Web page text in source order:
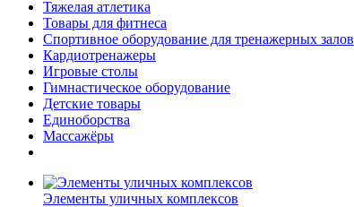
Тяжелая атлетика
Товары для фитнеса
Спортивное оборудование для тренажерных залов
Кардиотренажеры
Игровые столы
Гимнастическое оборудование
Детские товары
Единоборства
Массажёры
Элементы уличных комплексов